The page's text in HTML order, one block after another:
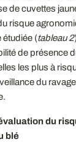
de cuvettes
risque
étudiée (tableau 2
de présence
les plus à
du
du
blé